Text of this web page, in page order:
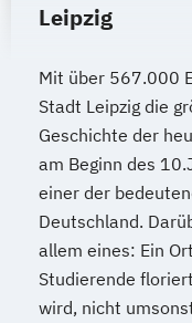
Leipzig
Mit über 567.000
Stadt Leipzig die
Geschichte der
am Beginn des
einer der
Deutschland.
allem eines: Ein
Studierende
wird, nicht